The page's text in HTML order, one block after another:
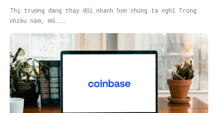
Thị trường đang thay đổi nhanh hơn chúng ta nghĩ Trong
nhiều năm, mô...